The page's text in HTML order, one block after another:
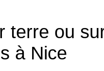
terre ou
à Nice